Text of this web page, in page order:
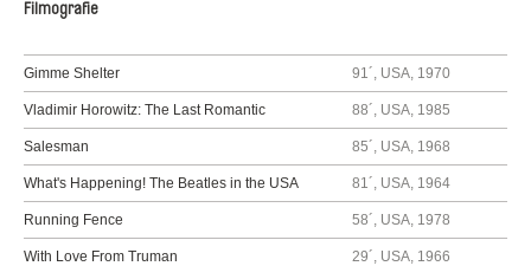
Filmografie
Gimme Shelter 91´, USA, 1970
Vladimir Horowitz: The Last Romantic 88´, USA, 1985
Salesman 85´, USA, 1968
What's Happening! The Beatles in the USA 81´, USA, 1964
Running Fence 58´, USA, 1978
With Love From Truman 29´, USA, 1966